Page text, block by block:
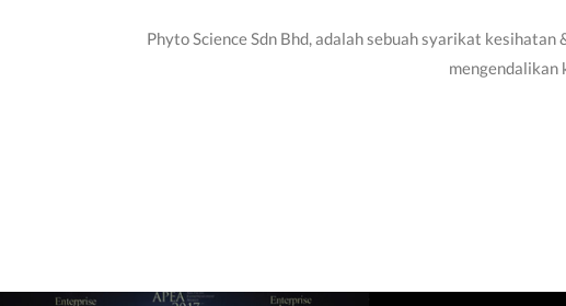
Phyto Science Sdn Bhd, adalah sebuah syarikat
mengendalikan